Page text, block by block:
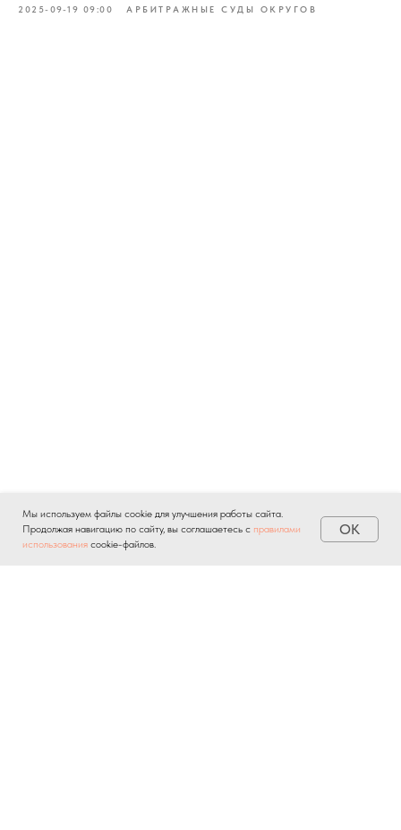
Мы используем файлы cookie для улучшения работы сайта.
Продолжая навигацию по сайту, вы соглашаетесь с правилами
использования cookie-файлов.
OK
2025-09-19 09:00 АРБИТРАЖНЫЕ СУДЫ ОКРУГОВ